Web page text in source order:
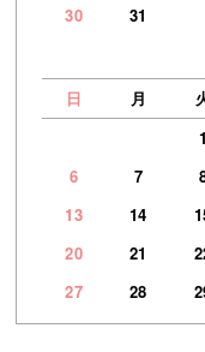
30
31
日
月
1
6
7
13
14
20
21
27
28